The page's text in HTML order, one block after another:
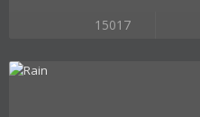
15017